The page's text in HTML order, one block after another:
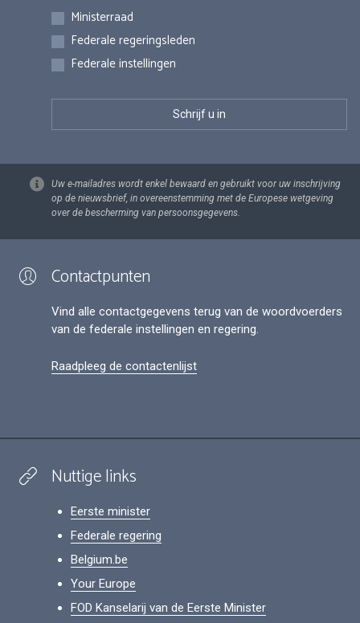
Inschrijvingen
Ministerraad
Federale regeringsleden
Federale instellingen
Uw e-mailadres wordt enkel bewaard en gebruikt voor uw inschrijving
op de nieuwsbrief, in overeenstemming met de Europese wetgeving
over de bescherming van persoonsgegevens.
Contactpunten
Vind alle contactgegevens terug van de woordvoerders
van de federale instellingen en regering.
Raadpleeg de contactenlijst
Nuttige links
Eerste minister
Federale regering
Belgium.be
Your Europe
FOD Kanselarij van de Eerste Minister